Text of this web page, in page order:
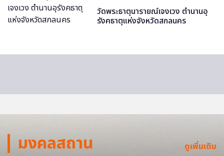
วัดพระธาตุนารายณ์เจงเวง ตำนานอุ
รังคธาตุแห่งจังหวัดสกลนคร
มงคลสถาน ดูเพิ่มเติม